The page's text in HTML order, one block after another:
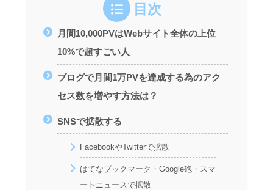
目次
月間10,000PVはWebサイト全体の上位
10%で超すごい人
ブログで月間1万PVを達成する為のアク
セス数を増やす方法は？
SNSで拡散する
FacebookやTwitterで拡散
はてなブックマーク・Google砲・スマ
ートニュースで拡散